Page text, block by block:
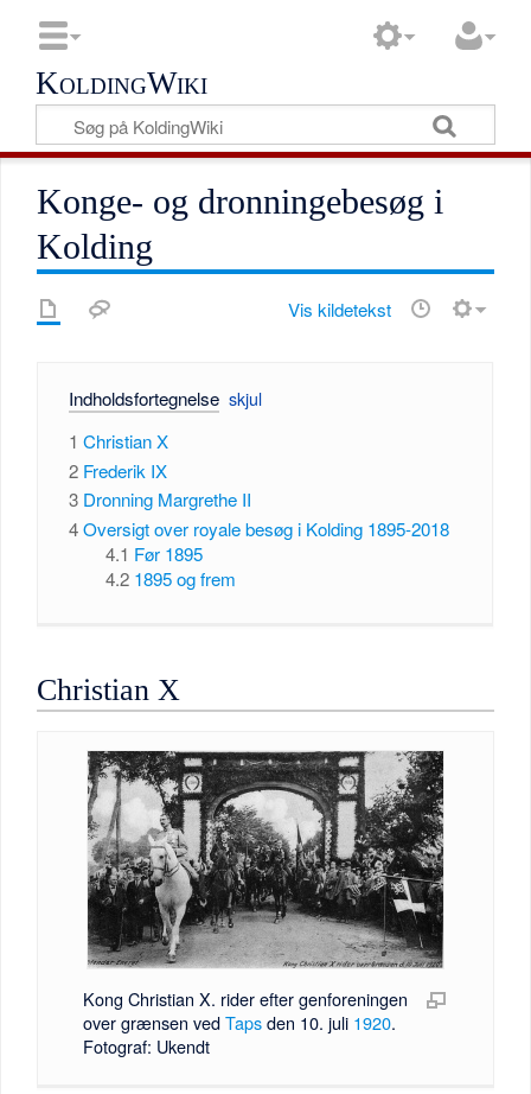
KoldingWiki
Konge- og dronningebesøg i
Kolding
Vis kildetekst
Indholdsfortegnelse
1 Christian X
2 Frederik IX
3 Dronning Margrethe II
4 Oversigt over royale besøg i Kolding 1895-2018
4.1 Før 1895
4.2 1895 og frem
Christian X
Kong Christian X. rider efter genforeningen
over grænsen vedTapsden 10. juli 1920.
Fotograf: Ukendt